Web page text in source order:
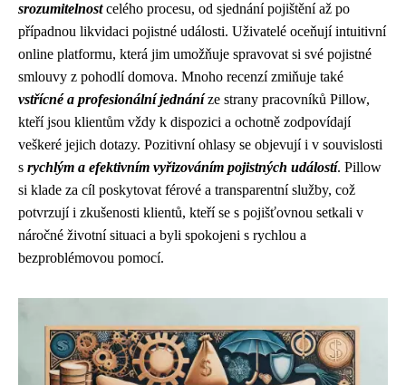
srozumitelnostcelého procesu, od sjednání pojištění až po
případnou likvidaci pojistné události. Uživatelé oceňují intuitivní
online platformu, která jim umožňuje spravovat si své pojistné
smlouvy z pohodlí domova. Mnoho recenzí zmiňuje také
vstřícné a profesionální jednáníze strany pracovníků Pillow,
kteří jsou klientům vždy k dispozici a ochotně zodpovídají
veškeré jejich dotazy. Pozitivní ohlasy se objevují i v souvislosti
s rychlým a efektivním vyřizováním pojistných událostí. Pillow
si klade za cíl poskytovat férové a transparentní služby, což
potvrzují i zkušenosti klientů, kteří se s pojišťovnou setkali v
náročné životní situaci a byli spokojeni s rychlou a
bezproblémovou pomocí.